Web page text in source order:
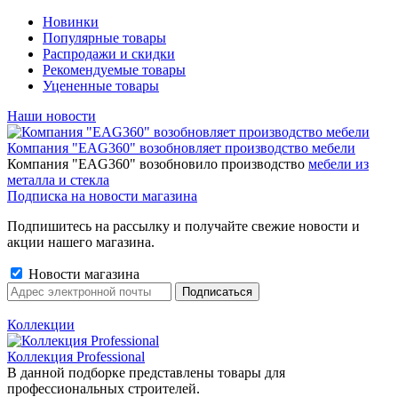
Новинки
Популярные товары
Распродажи и скидки
Рекомендуемые товары
Уцененные товары
Наши новости
Компания "EAG360" возобновляет производство мебели
Компания "EAG360" возобновило производство мебели из
металла и стекла
Подписка на новости магазина
Подпишитесь на рассылку и получайте свежие новости и
акции нашего магазина.
Новости магазина
Коллекции
Коллекция Professional
В данной подборке представлены товары для
профессиональных строителей.